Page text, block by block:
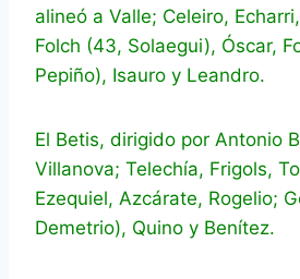
alineó a Valle; Celeiro,
Folch (43, Solaegui), Óscar,
Pepiño), Isauro y Leandro.
El Betis, dirigido por Antonio
Villanova; Telechía, Frigols,
Ezequiel, Azcárate, Rogelio;
Demetrio), Quino y Benítez.